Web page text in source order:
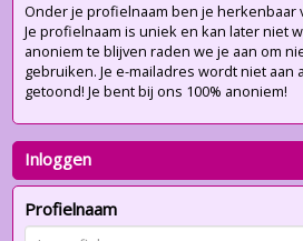
Onder je profielnaam ben je herkenbaar
Je profielnaam is uniek en kan later niet
anoniem te blijven raden we je aan om
gebruiken. Je e-mailadres wordt niet
getoond! Je bent bij ons 100% anoniem!
Inloggen
Profielnaam